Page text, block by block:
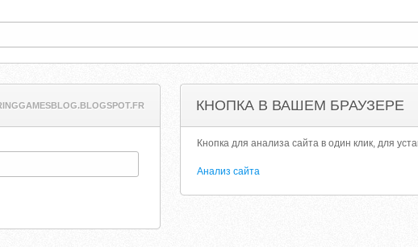
КНОПКА В ВАШЕМ БРАУЗЕРЕ
Кнопка для анализа сайта в один клик, для
Анализ сайта